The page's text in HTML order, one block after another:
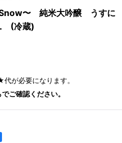
〜 純米大吟醸 うすに
(冷蔵)
代が必要になります。
ご確認ください。